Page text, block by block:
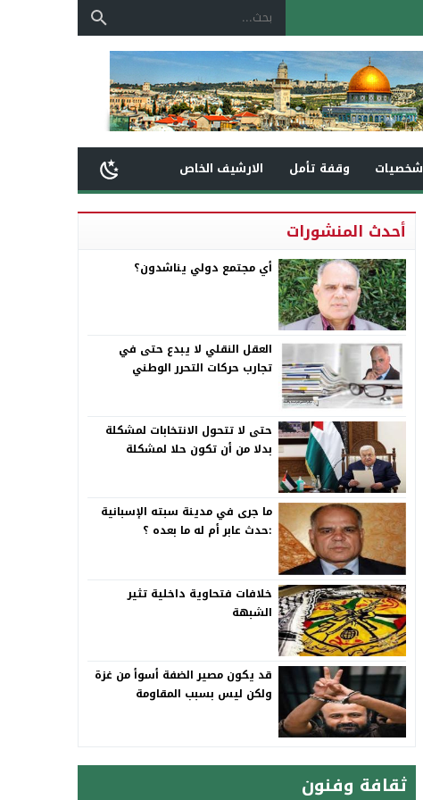
شخصيات وقفة تأمل الارشيف الخاص
أحدث المنشورات
أي مجتمع دولي يناشدون؟
العقل النقلي لا يبدع حتى في
تجارب حركات التحرر الوطني
حتى لا تتحول الانتخابات لمشكلة
بدلا من أن تكون حلا لمشكلة
ما جرى في مدينة سبته الإسبانية
:حدث عابر أم له ما بعده ؟
خلافات فتحاوية داخلية تثير
الشبهة
قد يكون مصير الضفة أسوأ من غزة
ولكن ليس بسبب المقاومة
ثقافة وفنون